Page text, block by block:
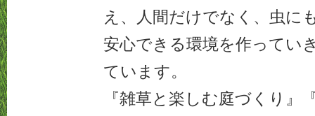
え、人間だけでなく、虫に
安心できる環境を作ってい
ています。
『雑草と楽しむ庭づくり』